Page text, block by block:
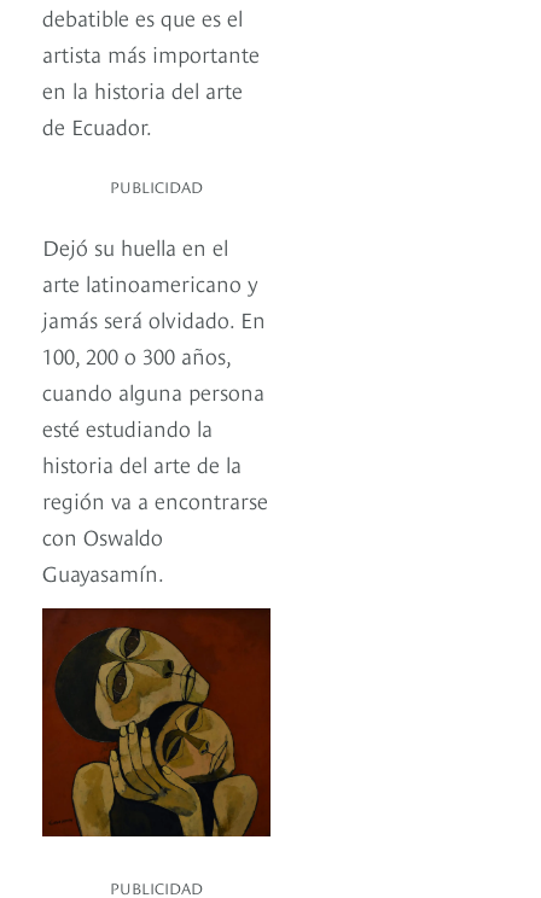
debatible es que es el
artista más importante
en la historia del arte
de Ecuador.
PUBLICIDAD
Dejó su huella en el
arte latinoamericano y
jamás será olvidado. En
100, 200 o 300 años,
cuando alguna persona
esté estudiando la
historia del arte de la
región va a encontrarse
con Oswaldo
Guayasamín.
PUBLICIDAD